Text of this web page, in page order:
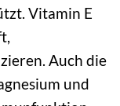
Vitamin E
Auch die
und